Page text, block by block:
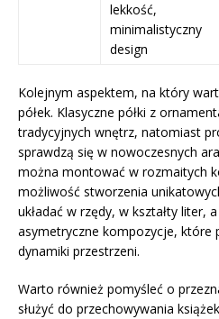
lekkość,
minimalistyczny
design
Kolejnym aspektem, na który
półek. Klasyczne półki z
tradycyjnych wnętrz, natomiast
sprawdzą się w nowoczesnych
można montować w rozmaitych
możliwość stworzenia
układać w rzędy, w kształty liter,
asymetryczne kompozycje, które
dynamiki przestrzeni.
Warto również pomyśleć o
służyć do przechowywania